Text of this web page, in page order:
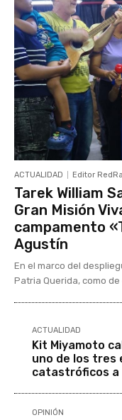
ACTUALIDAD Editor
Tarek William
Gran Misión
campamento
Agustín
En el marco del
Patria Querida, como
ACTUALIDAD
Kit Miyamoto
uno de los tres
catastróficos a
OPINIÓN